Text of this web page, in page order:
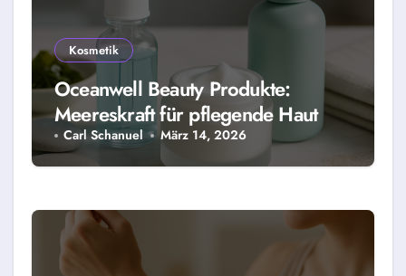
Kosmetik
Oceanwell Beauty Produkte:
Meereskraft für pflegende Haut
Carl Schanuel März 14, 2026